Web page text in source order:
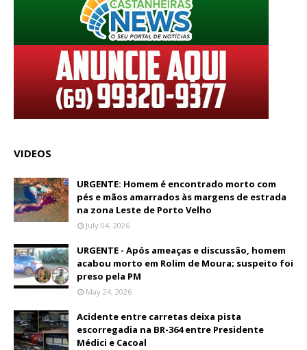
VIDEOS
URGENTE: Homem é encontrado morto com
pés e mãos amarrados às margens de estrada
na zona Leste de Porto Velho
July 04, 2026
URGENTE - Após ameaças e discussão, homem
acabou morto em Rolim de Moura; suspeito foi
preso pela PM
May 24, 2026
Acidente entre carretas deixa pista
escorregadia na BR-364 entre Presidente
Médici e Cacoal